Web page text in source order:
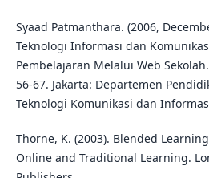
Syaad Patmanthara. (2006,
Teknologi Informasi dan
Pembelajaran Melalui Web
56-67. Jakarta: Departemen
Teknologi Komunikasi dan
Thorne, K. (2003). Blended
Online and Traditional Learning.